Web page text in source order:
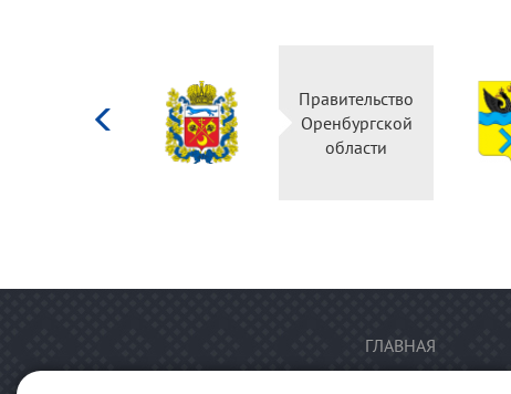
Правительство
Оренбургской
области
ГЛАВНАЯ